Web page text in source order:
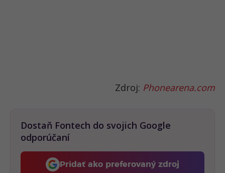
Zdroj: Phonearena.com
Dostaň Fontech do svojich Google
odporúčaní
Pridať ako preferovaný zdroj
Fontech, odkaz sa otvorí v